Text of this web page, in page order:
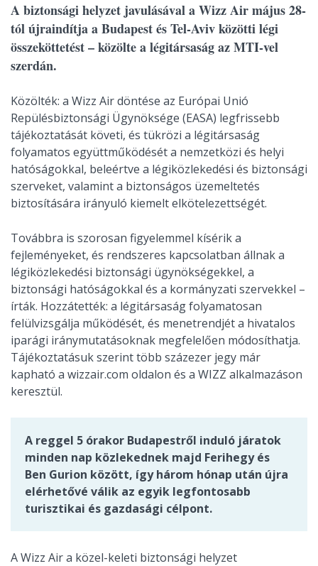
A biztonsági helyzet javulásával a Wizz Air május 28-
tól újraindítja a Budapest és Tel-Aviv közötti légi
összeköttetést – közölte a légitársaság az MTI-vel
szerdán.
Közölték: a Wizz Air döntése az Európai Unió
Repülésbiztonsági Ügynöksége (EASA) legfrissebb
tájékoztatását követi, és tükrözi a légitársaság
folyamatos együttműködését a nemzetközi és helyi
hatóságokkal, beleértve a légiközlekedési és biztonsági
szerveket, valamint a biztonságos üzemeltetés
biztosítására irányuló kiemelt elkötelezettségét.
Továbbra is szorosan figyelemmel kísérik a
fejleményeket, és rendszeres kapcsolatban állnak a
légiközlekedési biztonsági ügynökségekkel, a
biztonsági hatóságokkal és a kormányzati szervekkel –
írták. Hozzátették: a légitársaság folyamatosan
felülvizsgálja működését, és menetrendjét a hivatalos
iparági iránymutatásoknak megfelelően módosíthatja.
Tájékoztatásuk szerint több százezer jegy már
kapható a wizzair.com oldalon és a WIZZ alkalmazáson
keresztül.
A reggel 5 órakor Budapestről induló járatok
minden nap közlekednek majd Ferihegy és
Ben Gurion között, így három hónap után újra
elérhetővé válik az egyik legfontosabb
turisztikai és gazdasági célpont.
A Wizz Air a közel-keleti biztonsági helyzet